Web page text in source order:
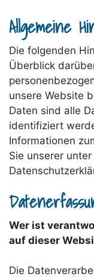
Allgemeine
Die folgenden
Überblick
unsere Website
Daten sind alle
identifiziert
Informationen
Sie unserer
Wer ist
auf dieser
Die